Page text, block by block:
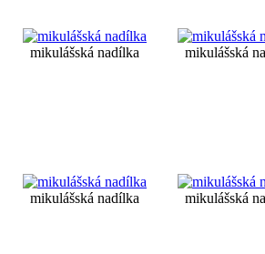
mikulášská nadílka mikulášská
mikulášská nadílka mikulášská